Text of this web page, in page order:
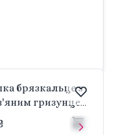
брязкальце з
гризунцем
Семмі на планшеті